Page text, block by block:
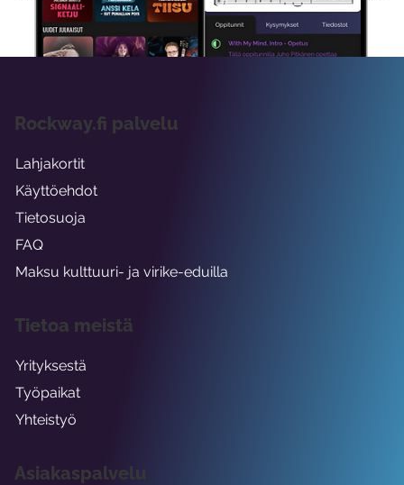
viikon ajaksi.
Asiakaspalvelu
Rockway.fi palvelu
Lahjakortit
Käyttöehdot
Tietosuoja
FAQ
Maksu kulttuuri- ja virike-eduilla
Tietoa meistä
Yrityksestä
Työpaikat
Yhteistyö